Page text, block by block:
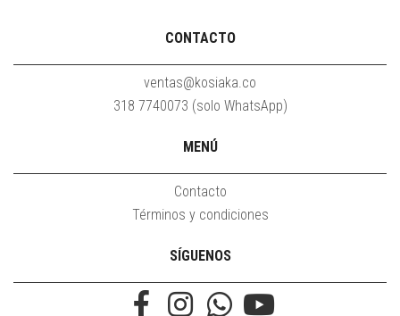
CONTACTO
ventas@kosiaka.co
318 7740073 (solo WhatsApp)
MENÚ
Contacto
Términos y condiciones
SÍGUENOS